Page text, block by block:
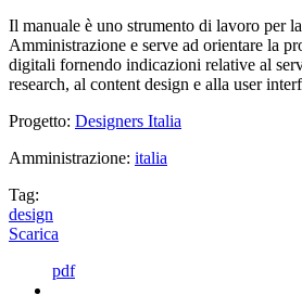
Il manuale è uno strumento di lavoro per
Amministrazione e serve ad orientare la
digitali fornendo indicazioni relative al
research, al content design e alla user
Progetto: Designers Italia
Amministrazione: italia
Tag:
design
Scarica
pdf